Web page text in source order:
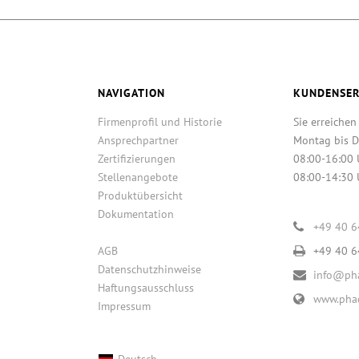
NAVIGATION
Firmenprofil und Historie
Ansprechpartner
Zertifizierungen
Stellenangebote
Produktübersicht
Dokumentation
AGB
Datenschutzhinweise
Haftungsausschluss
Impressum
Sie
Montag bis
08:00-16:00
08:00-14:30
+49 40
+49 40